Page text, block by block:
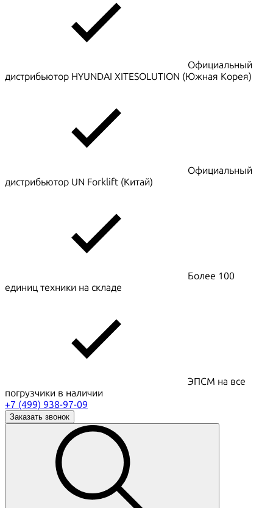
Официальный
дистрибьютор HYUNDAI XITESOLUTION (Южная Корея)
Официальный
дистрибьютор UN Forklift (Китай)
Более 100
единиц техники на складе
ЭПСМ на все
погрузчики в наличии
+7 (499) 938-97-09
Заказать звонок